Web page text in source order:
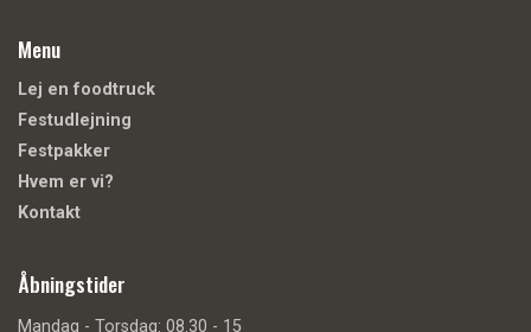
Menu
Lej en foodtruck
Festudlejning
Festpakker
Hvem er vi?
Kontakt
Åbningstider
Mandag - Torsdag: 08.30 - 15